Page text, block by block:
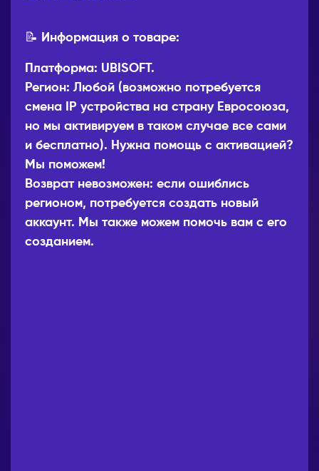
📝 Информация о товаре:
Платформа: UBISOFT.
Регион: Любой (возможно потребуется
смена IP устройства на страну Евросоюза,
но мы активируем в таком случае все сами
и бесплатно). Нужна помощь с активацией?
Мы поможем!
Возврат невозможен: если ошиблись
регионом, потребуется создать новый
аккаунт. Мы также можем помочь вам с его
созданием.